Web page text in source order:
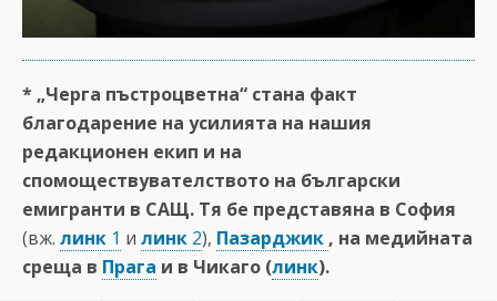
* „Черга пъстроцветна“ стана факт
благодарение на усилията на нашия
редакционен екип и на
спомоществувателството на български
емигранти в САЩ. Тя бе представяна в София
(вж. линк 1 и линк 2), Пазарджик , на медийната
среща в Прага и в Чикаго (линк).